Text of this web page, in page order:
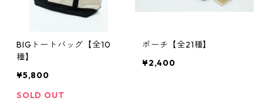
BIGトートバッグ【全10
種】
¥5,800
SOLD OUT
ポーチ【全21種】
¥2,400